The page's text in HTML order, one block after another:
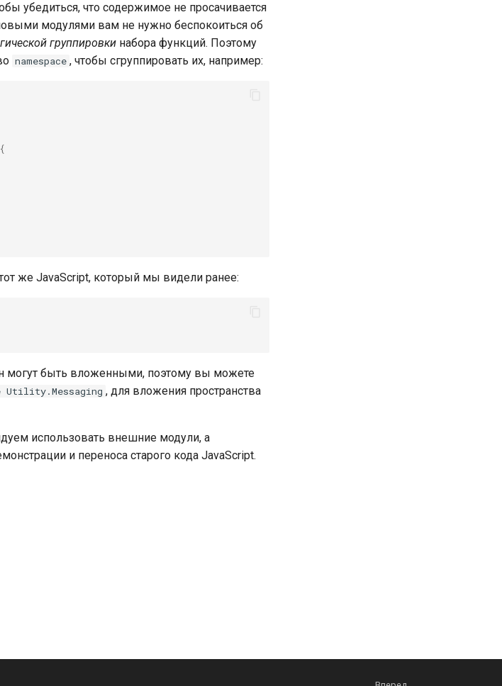
убедиться, что содержимое не просачивается
модулями вам не нужно беспокоиться об
группировки набора функций. Поэтому
namespace , чтобы сгруппировать их, например:
{
же JavaScript, который мы видели ранее:
могут быть вложенными, поэтому вы можете
Utility.Messaging , для вложения пространства
использовать внешние модули, а
и переноса старого кода JavaScript.